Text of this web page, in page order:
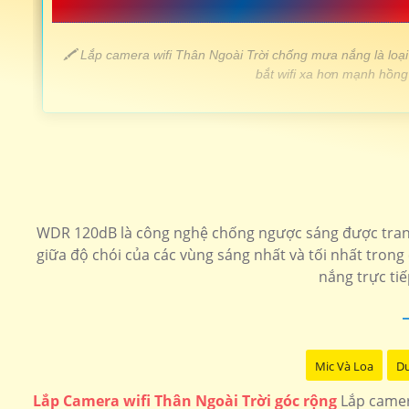
️🖍 Lắp camera wifi Thân Ngoài Trời chống mưa nắng là
bắt wifi xa hơn mạnh
🗂 Camera wifi Thân Ngoài Trời Hikvision
📶 Lắp camera wifi Thân Ngoài Trời dahua
WDR 120dB là công nghệ chống ngược sáng được
giữa độ chói của các vùng sáng nhất và tối nhất
nắng trực
Mic Và Loa
Lắp Camera wifi Thân Ngoài Trời góc rộng Lắp